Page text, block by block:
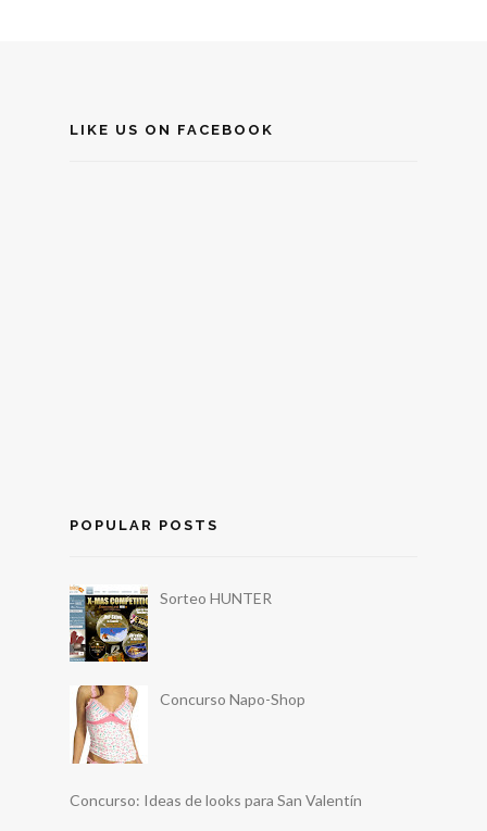
LIKE US ON FACEBOOK
POPULAR POSTS
Sorteo HUNTER
Concurso Napo-Shop
Concurso: Ideas de looks para San Valentín